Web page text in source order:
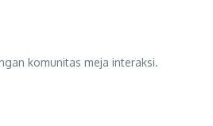
komunitas meja interaksi.